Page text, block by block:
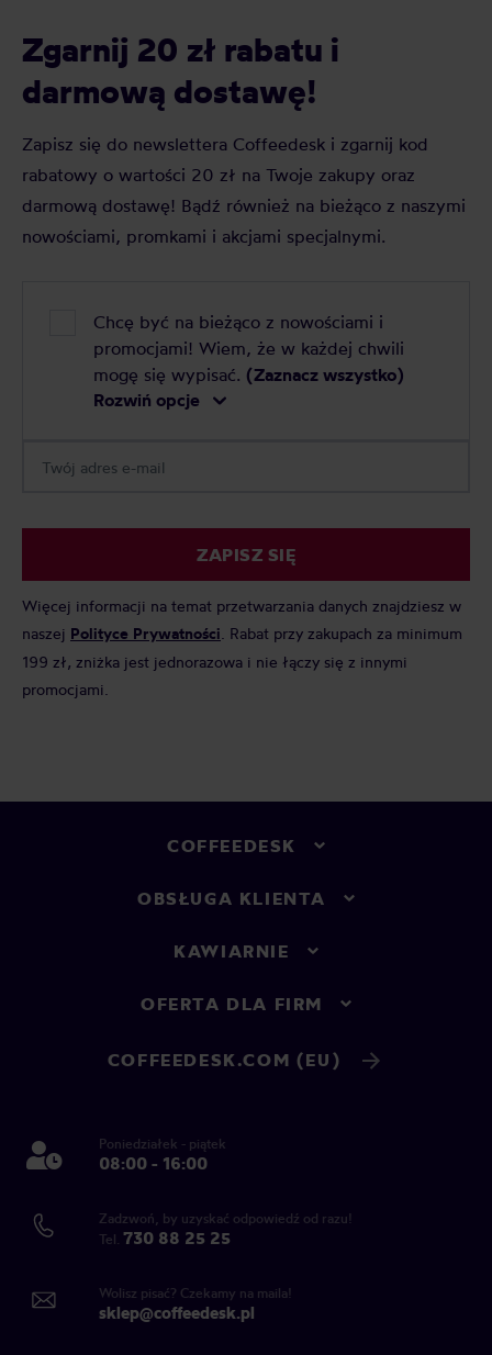
Zgarnij 20 zł rabatu i
darmową dostawę!
Zapisz się do newslettera Coffeedesk i zgarnij kod
rabatowy o wartości 20 zł na Twoje zakupy oraz
darmową dostawę! Bądź również na bieżąco z naszymi
nowościami, promkami i akcjami specjalnymi.
Chcę być na bieżąco z nowościami i
promocjami! Wiem, że w każdej chwili
mogę się wypisać. (Zaznacz wszystko)
Rozwiń opcje
ZAPISZ SIĘ
Więcej informacji na temat przetwarzania danych znajdziesz w
naszej Polityce Prywatności . Rabat przy zakupach za minimum
199 zł, zniżka jest jednorazowa i nie łączy się z innymi
promocjami.
COFFEEDESK
OBSŁUGA KLIENTA
KAWIARNIE
OFERTA DLA FIRM
COFFEEDESK.COM (EU)
Poniedziałek - piątek
08:00 - 16:00
Zadzwoń, by uzyskać odpowiedź od razu!
Tel. 730 88 25 25
Wolisz pisać? Czekamy na maila!
sklep@coffeedesk.pl